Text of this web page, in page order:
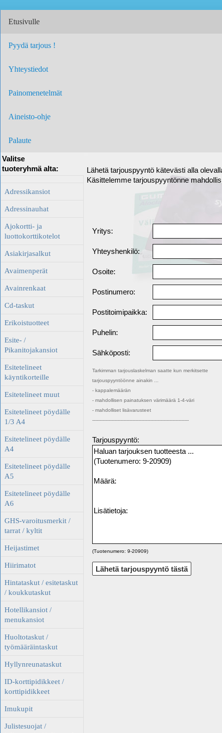
Etusivulle
Pyydä tarjous !
Yhteystiedot
Painomenetelmät
Aineisto-ohje
Palaute
Valitse
tuoteryhmä alta:
Adressikansiot
Adressinauhat
Ajokortti- ja
luottokorttikotelot
Asiakirjasalkut
Avaimenperät
Avainrenkaat
Cd-taskut
Erikoistuotteet
Esite- /
Pikanitojakansiot
Esitetelineet
käyntikorteille
Esitetelineet muut
Esitetelineet pöydälle
1/3 A4
Esitetelineet pöydälle
A4
Esitetelineet pöydälle
A5
Esitetelineet pöydälle
A6
GHS-varoitusmerkit /
tarrat / kyltit
Heijastimet
Hiirimatot
Hintataskut / esitetaskut
/ koukkutaskut
Hotellikansiot /
menukansiot
Huoltotaskut /
työmääräintaskut
Hyllynreunataskut
ID-korttipidikkeet /
korttipidikkeet
Imukupit
Julistesuojat /
Lähetä tarjouspyyntö kätevästi alla
Käsittelemme tarjouspyyntönne
Yritys:
Yhteyshenkilö:
Osoite:
Postinumero:
Postitoimipaikka:
Puhelin:
Sähköposti:
Tarkimman tarjouslaskelman saatte kun merkitsette
tarjouspyyntöönne ainakin ...
- kappalemäärän
- mahdollisen painatuksen värimäärä 1-4-väri
- mahdolliset lisävarusteet
-----------------------------------------------------------------
Tarjouspyyntö:
(Tuotenumero: 9-20909)